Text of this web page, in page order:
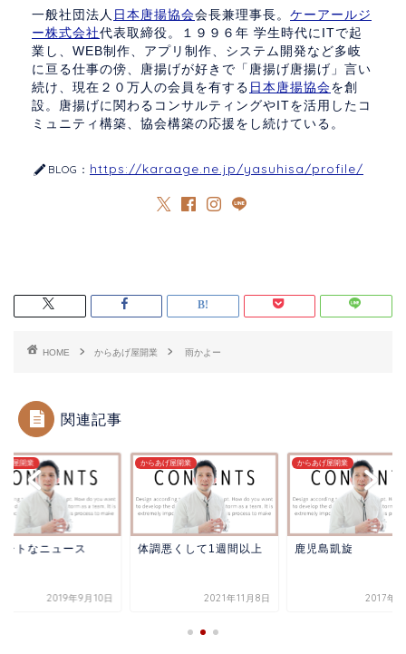
一般社団法人 日本唐揚協会会長兼理事長。 ケーアールジ
ー株式会社代表取締役。１９９６年 学生時代にITで起
業し、WEB制作、アプリ制作、システム開発など多岐
に亘る仕事の傍、唐揚げが好きで「唐揚げ唐揚げ」言い
続け、現在２０万人の会員を有する 日本唐揚協会を創
設。唐揚げに関わるコンサルティングやITを活用したコ
ミュニティ構築、協会構築の応援をし続けている。
BLOG： https://karaage.ne.jp/yasuhisa/profile/
HOME からあげ屋開業 雨かよー
関連記事
げ屋開業
ートなニュース
2019年9月10日
からあげ屋開業
体調悪くして1週間以上
2021年11月8日
からあげ屋開業
鹿児島凱旋
2017年6